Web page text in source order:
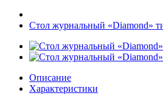
Стол журнальный «Diamond»
Описание
Характеристики